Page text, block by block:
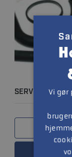
SERVICEKIT -
Vi gør